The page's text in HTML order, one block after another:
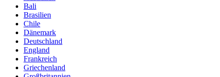
Bali
Brasilien
Chile
Dänemark
Deutschland
England
Frankreich
Griechenland